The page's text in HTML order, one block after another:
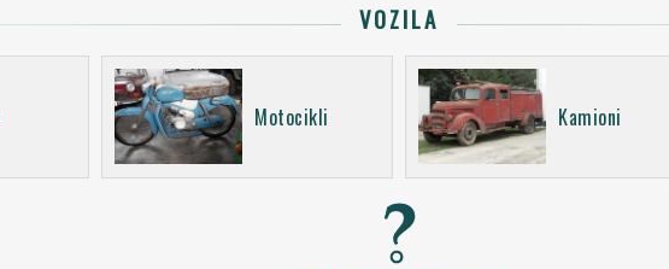
VOZILA
Motocikli Kamioni